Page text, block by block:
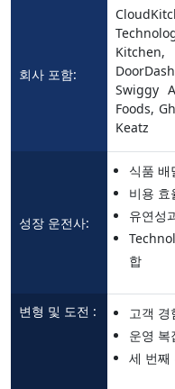
회사 포함:
Swiggy
Foods,
Keatz
성장 운전사:
식품 배
비용 효
유연성
합
변형 및 도전 :
고객 경
운영 복
세 번째